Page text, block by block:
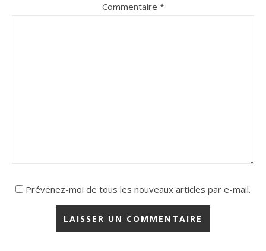
Commentaire *
Prévenez-moi de tous les nouveaux articles par e-mail.